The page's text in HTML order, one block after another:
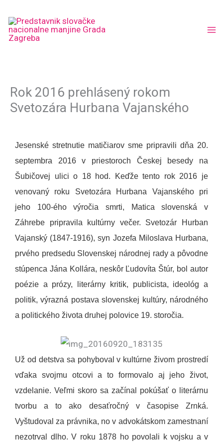
content
Rok 2016 prehlásený rokom
Svetozára Hurbana Vajanského
Jesenské stretnutie matičiarov sme pripravili dňa 20.
septembra 2016 v priestoroch Českej besedy na
Šubičovej ulici o 18 hod. Keďže tento rok 2016 je
venovaný roku Svetozára Hurbana Vajanského pri
jeho 100-ého výročia smrti, Matica slovenská v
Záhrebe pripravila kultúrny večer.
Svetozár Hurban
Vajanský (1847-1916), syn Jozefa Miloslava Hurbana,
prvého predsedu Slovenskej národnej rady a pôvodne
stúpenca Jána Kollára, neskôr Ľudovíta Štúr, bol autor
poézie a prózy, literárny kritik, publicista, ideológ a
politik, výrazná postava slovenskej kultúry, národného
a politického života druhej polovice 19. storočia.
Už od detstva sa pohyboval v kultúrne živom prostredí
vďaka svojmu otcovi a to formovalo aj jeho život,
vzdelanie. Veľmi skoro sa začínal pokúšať o literárnu
tvorbu a to ako desaťročný v časopise Zrnká.
Vyštudoval za právnika, no v advokátskom zamestnaní
nezotrval dlho. V roku 1878 ho povolali k vojsku a v